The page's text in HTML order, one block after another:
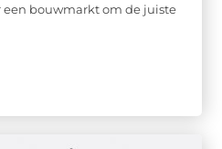
een bouwmarkt om de juiste